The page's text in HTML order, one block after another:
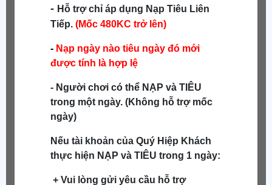
- Hỗ trợ chỉ áp dụng Nạp Tiêu Liên
Tiếp.(Mốc 480KC trở lên)
- Nạp ngày nào tiêu ngày đó mới
được tính là hợp lệ
- Người chơi có thể NẠP và TIÊU
trong một ngày. (Không hỗ trợ mốc
ngày)
Nếu tài khoản của Quý Hiệp Khách
thực hiện NẠP và TIÊU trong 1 ngày:
+ Vui lòng gửi yêu cầu hỗ trợ